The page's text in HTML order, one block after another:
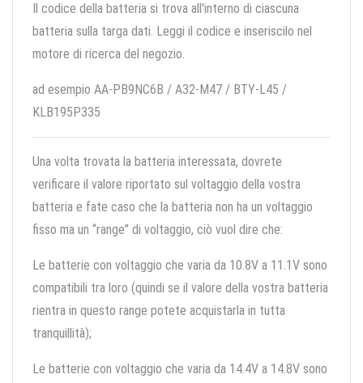
Il codice della batteria si trova all'interno di ciascuna
batteria sulla targa dati. Leggi il codice e inseriscilo nel
motore di ricerca del negozio.
ad esempio AA-PB9NC6B / A32-M47 / BTY-L45 /
KLB195P335
Una volta trovata la batteria interessata, dovrete
verificare il valore riportato sul voltaggio della vostra
batteria e fate caso che la batteria non ha un voltaggio
fisso ma un “range” di voltaggio, ciò vuol dire che:
Le batterie con voltaggio che varia da 10.8V a 11.1V sono
compatibili tra loro (quindi se il valore della vostra batteria
rientra in questo range potete acquistarla in tutta
tranquillità);
Le batterie con voltaggio che varia da 14.4V a 14.8V sono